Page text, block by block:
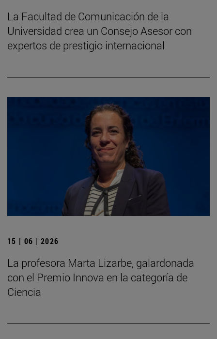
La Facultad de Comunicación de la
Universidad crea un Consejo Asesor con
expertos de prestigio internacional
15 | 06 | 2026
La profesora Marta Lizarbe, galardonada
con el Premio Innova en la categoría de
Ciencia